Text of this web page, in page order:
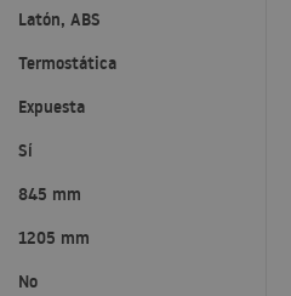
Latón, ABS
Termostática
Expuesta
Sí
845 mm
1205 mm
No